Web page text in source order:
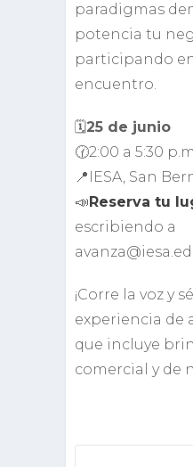
paradigmas
potencia tu
participando
encuentro.
🗓️25 de junio
🕜2:00 a 5:30
📍IESA, San
📣Reserva tu
escribiendo a
¡Corre la voz y
experiencia de
que incluye
comercial y de